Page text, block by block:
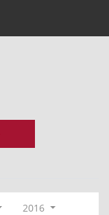
2016